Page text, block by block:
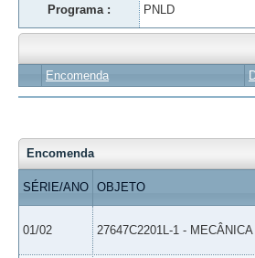
Programa : PNLD
Encomenda
Encomenda
SÉRIE/ANO OBJETO
01/02 27647C2201L-1 - MECÂNICA